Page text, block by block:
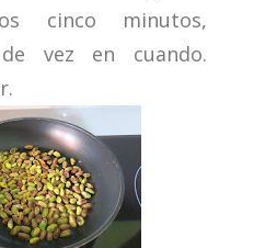
cinco minutos,
de vez en cuando.